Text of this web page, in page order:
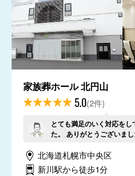
家族葬ホール 北円山
5.0(2件)
とても満足のいく対応をし
た。 ありがとうございまし
北海道札幌市中央区
新川駅から徒歩1分